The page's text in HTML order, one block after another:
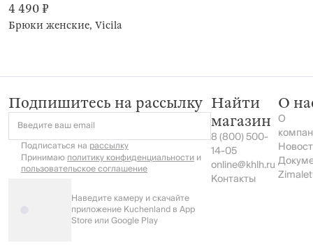
4 490 ₽
Брюки женские, Vicila
Подпишитесь на рассылку
Введите ваш email
Подписаться на рассылку
Принимаюполитику конфиденциальностии
пользовательское соглашение
Наведите камеру и скачайте
приложение Kuchenland в App
Store или Google Play
Найти
магазин
8 (800) 500-
14-05
online@khlh.ru
Контакты
О
О